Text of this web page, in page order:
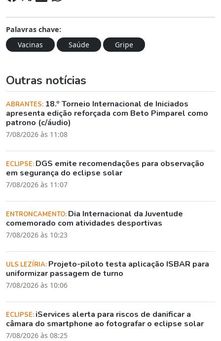
Palavras chave:
Vacinas
Saúde Gripe
Outras notícias
ABRANTES: 18.º Torneio Internacional de Iniciados
apresenta edição reforçada com Beto Pimparel como
patrono (c/áudio)
7/08/2026 às 11:08
ECLIPSE: DGS emite recomendações para observação
em segurança do eclipse solar
7/08/2026 às 11:07
ENTRONCAMENTO: Dia Internacional da Juventude
comemorado com atividades desportivas
7/08/2026 às 10:23
ULS LEZÍRIA: Projeto-piloto testa aplicação ISBAR para
uniformizar passagem de turno
7/08/2026 às 10:06
ECLIPSE: iServices alerta para riscos de danificar a
câmara do smartphone ao fotografar o eclipse solar
7/08/2026 às 08:25